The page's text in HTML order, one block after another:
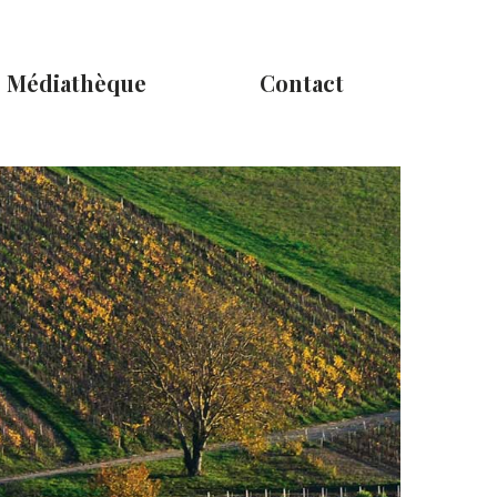
Médiathèque Contact